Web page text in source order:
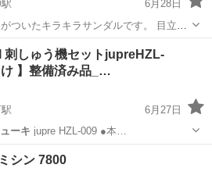
6月28日
いたキラキラサンダルです。 目立っ
遊園前
キッズ用品 女児
刺しゅう機セットjupreHZL-
】整備済み品_…
6月27日
ーキ jupre HZL-009 ●本…
生活家電
シン 7800